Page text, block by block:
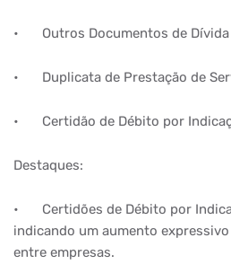
• Outros Documentos de Dívida
• Duplicata de Prestação de
• Certidão de Débito por
Destaques:
•
Certidões de Débito por
indicando um aumento
entre empresas.